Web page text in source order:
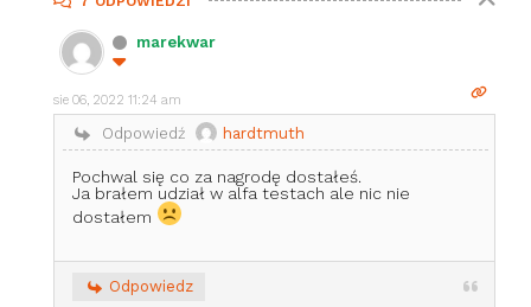
marekwar
sie 06, 2022 11:24 am
Odpowiedź hardtmuth
Pochwal się co za nagrodę dostałeś.
Ja brałem udział w alfa testach ale nic nie
dostałem
Odpowiedz